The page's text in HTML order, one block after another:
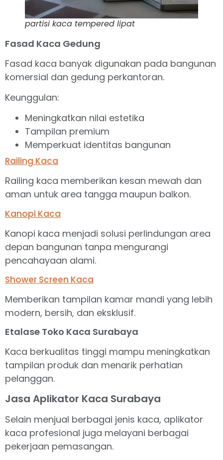
partisi kaca tempered lipat
Fasad Kaca Gedung
Fasad kaca banyak digunakan pada bangunan
komersial dan gedung perkantoran.
Keunggulan:
Meningkatkan nilai estetika
Tampilan premium
Memperkuat identitas bangunan
Railing Kaca
Railing kaca memberikan kesan mewah dan
aman untuk area tangga maupun balkon.
Kanopi Kaca
Kanopi kaca menjadi solusi perlindungan area
depan bangunan tanpa mengurangi
pencahayaan alami.
Shower Screen Kaca
Memberikan tampilan kamar mandi yang lebih
modern, bersih, dan eksklusif.
Etalase Toko Kaca Surabaya
Kaca berkualitas tinggi mampu meningkatkan
tampilan produk dan menarik perhatian
pelanggan.
Jasa Aplikator Kaca Surabaya
Selain menjual berbagai jenis kaca, aplikator
kaca profesional juga melayani berbagai
pekerjaan pemasangan.